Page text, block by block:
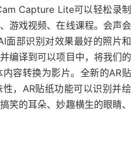
Capture Lite可以轻松录制
游戏视频、在线课程。会声会
面部识别对效果最好的照片和
编译到可以项目中，将我们的
容转换为影片。全新的AR贴
，AR贴纸功能可以识别并绘
笑的耳朵、妙趣横生的眼睛、